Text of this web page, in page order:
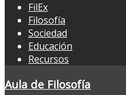
FilEx
Filosofía
Sociedad
Educación
Recursos
Aula de Filosofía